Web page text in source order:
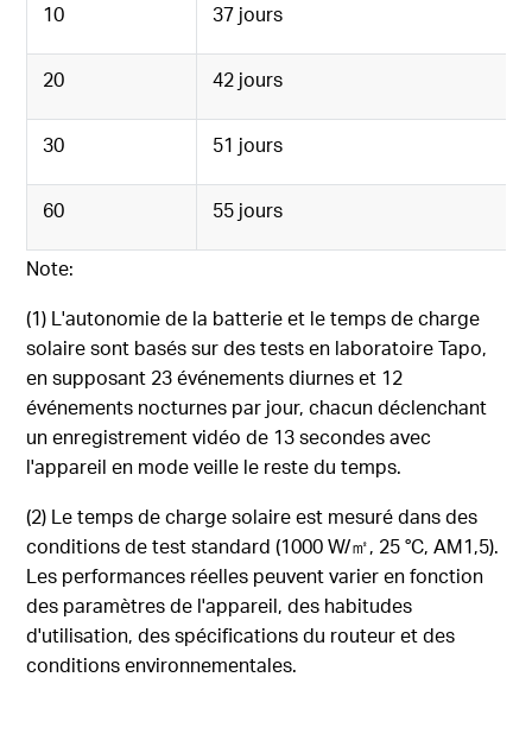
10 37 jours
20 42 jours
30 51 jours
60 55 jours
Note:
(1) L'autonomie de la batterie et le temps de charge
solaire sont basés sur des tests en laboratoire Tapo,
en supposant 23 événements diurnes et 12
événements nocturnes par jour, chacun déclenchant
un enregistrement vidéo de 13 secondes avec
l'appareil en mode veille le reste du temps.
(2) Le temps de charge solaire est mesuré dans des
conditions de test standard (1000 W/㎡, 25 °C, AM1,5).
Les performances réelles peuvent varier en fonction
des paramètres de l'appareil, des habitudes
d'utilisation, des spécifications du routeur et des
conditions environnementales.